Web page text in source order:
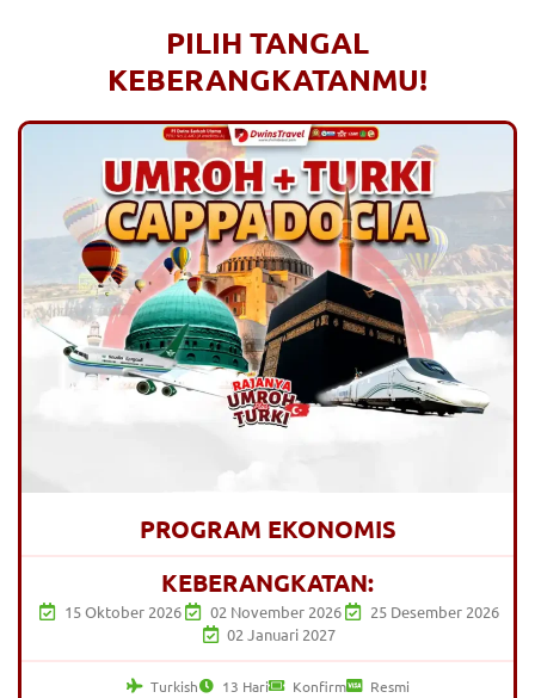
PILIH TANGAL
KEBERANGKATANMU!
PROGRAM EKONOMIS
KEBERANGKATAN:
15 Oktober 2026 02 November 2026
25 Desember 2026
02 Januari 2027
Turkish 13 Hari Konfirm Resmi